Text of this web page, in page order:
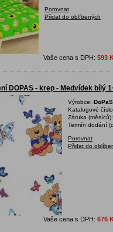
Porovnat
Přidat do oblíbených
Vaše cena s DPH: 593
DOPAS - krep - Medvídek bílý
Výrobce:
Katalogové
Záruka (měsíců):
Termín dodání
Porovnat
Přidat do
Vaše cena s DPH: 676